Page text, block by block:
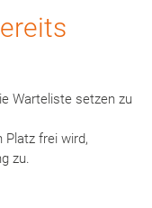
Warteliste setzen zu
Platz frei wird,
zu.